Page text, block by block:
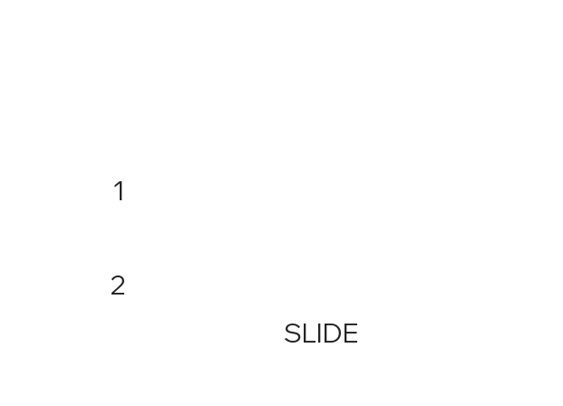
1
2
SLIDE